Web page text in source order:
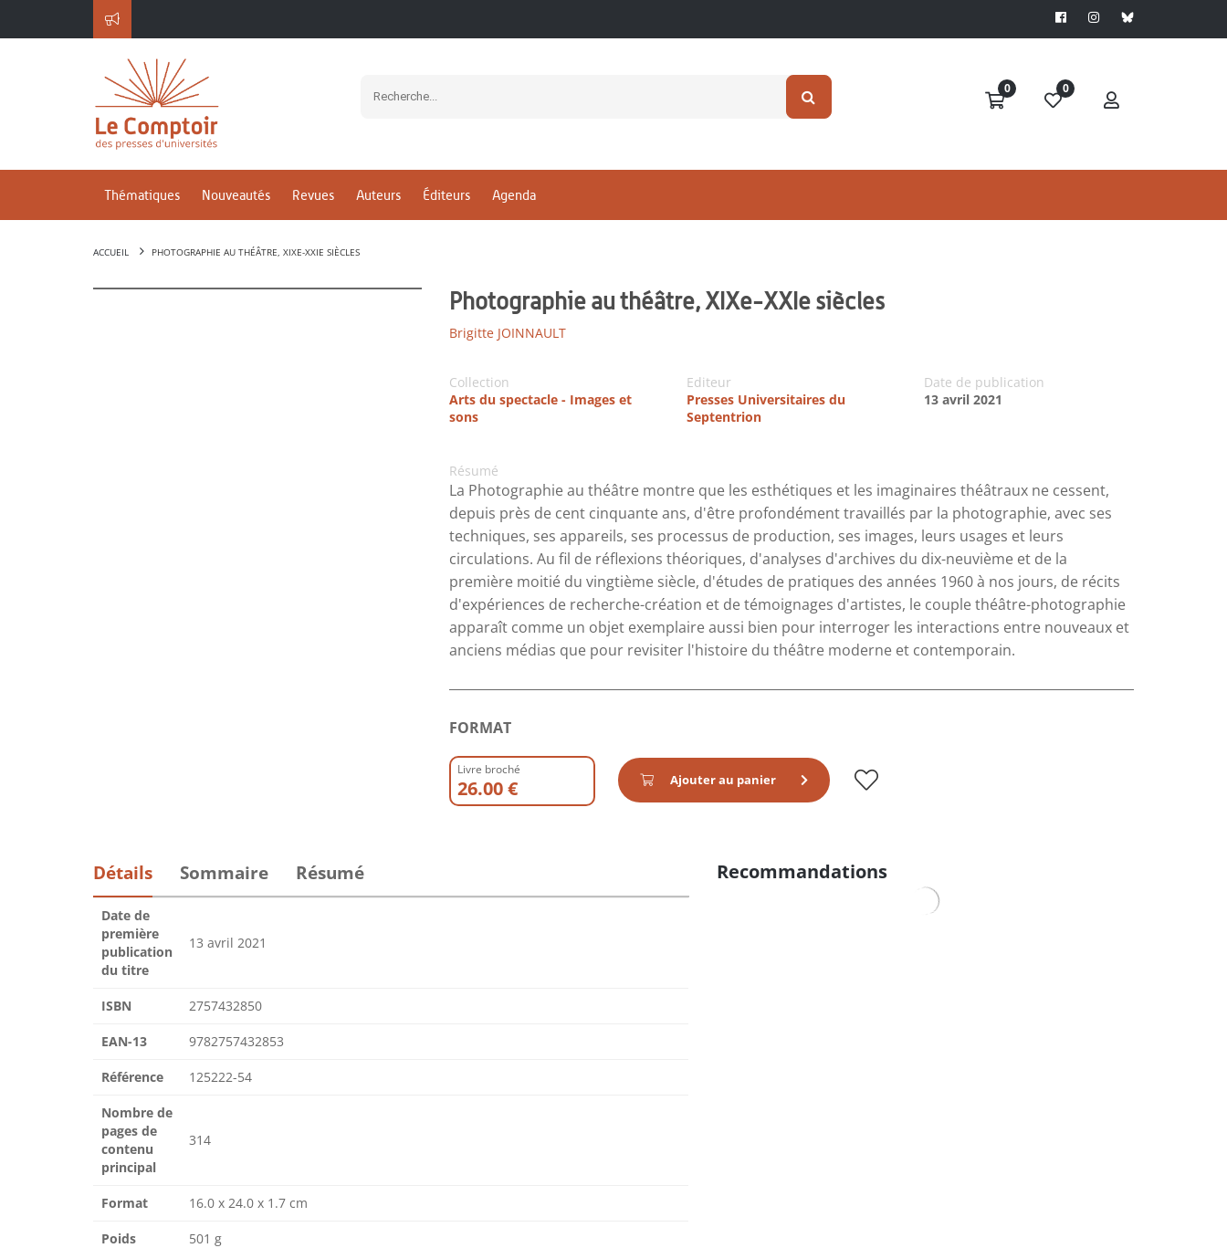
0 0
Thématiques Nouveautés Revues Auteurs Éditeurs Agenda
ACCUEIL PHOTOGRAPHIE AU THÉÂTRE, XIXE-XXIE SIÈCLES
Photographie au théâtre, XIXe-XXIe siècles
Brigitte JOINNAULT
Collection
Arts du spectacle - Images et
sons
Editeur
Presses Universitaires du
Septentrion
Date de publication
13 avril 2021
Résumé
La Photographie au théâtre montre que les esthétiques et les imaginaires théâtraux ne cessent,
depuis près de cent cinquante ans, d'être profondément travaillés par la photographie, avec ses
techniques, ses appareils, ses processus de production, ses images, leurs usages et leurs
circulations. Au fil de réflexions théoriques, d'analyses d'archives du dix-neuvième et de la
première moitié du vingtième siècle, d'études de pratiques des années 1960 à nos jours, de récits
d'expériences de recherche-création et de témoignages d'artistes, le couple théâtre-photographie
apparaît comme un objet exemplaire aussi bien pour interroger les interactions entre nouveaux et
anciens médias que pour revisiter l'histoire du théâtre moderne et contemporain.
FORMAT
Livre broché
26.00 € Ajouter au panier
Détails Sommaire Résumé
Date de
première
publication
du titre
13 avril 2021
ISBN 2757432850
EAN-13 9782757432853
Référence 125222-54
Nombre de
pages de
contenu
principal
314
Format 16.0 x 24.0 x 1.7 cm
Poids 501 g
Recommandations